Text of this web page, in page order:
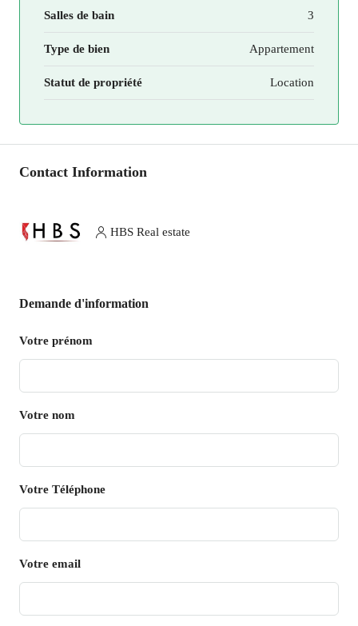
Salles de bain 3
Type de bien Appartement
Statut de propriété Location
Contact Information
HBS Real estate
Demande d'information
Votre prénom
Votre nom
Votre Téléphone
Votre email